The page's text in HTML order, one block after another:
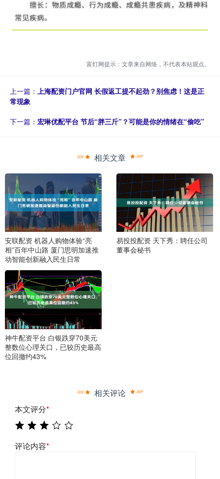
富灯网提示：文章来自网络，不代表本站观点。
上一篇： 上海配资门户官网 长假返工提不起劲？别焦虑！这是正
常现象
下一篇： 宏琳优配平台 节后“胖三斤”？可能是你的情绪在“偷吃”
相关文章
安联配资 机器人购物体验“亮
相”百年中山路 厦门思明加速推
动智能创新融入民生日常
易投投配资 天下秀：聘任公司
董事会秘书
神牛配资平台 白银跌穿70美元
整数位心理关口，已较历史最高
位回撤约43%
相关评论
本文评分*
评论内容*